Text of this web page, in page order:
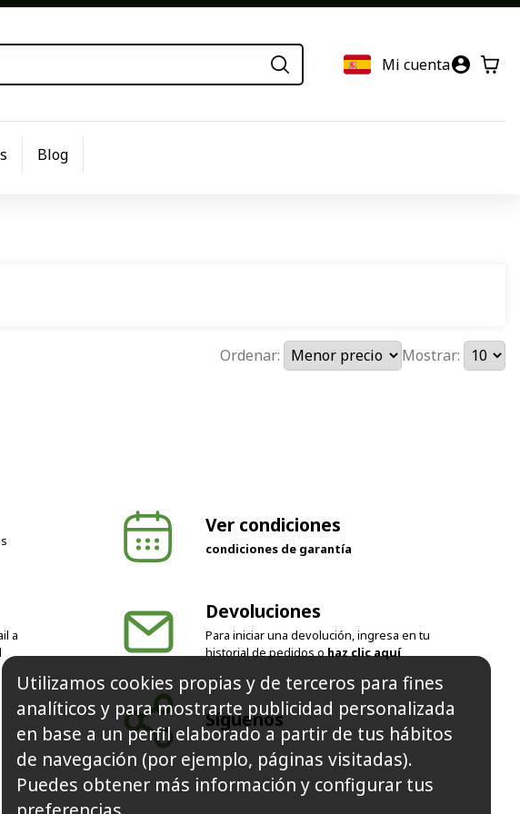
Mi cuenta
Blog
Ordenar: Mostrar:
Ver condiciones
condiciones de garantía
a
Devoluciones
Para iniciar una devolución, ingresa en tu
historial de pedidos ohaz clic aquí
Síguenos
Utilizamos cookies propias y de terceros para fines
analíticos y para mostrarte publicidad personalizada
en base a un perfil elaborado a partir de tus hábitos
de navegación (por ejemplo, páginas visitadas).
Puedes obtener más información y configurar tus